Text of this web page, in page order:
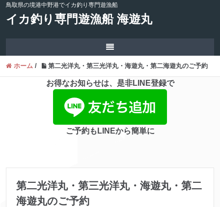
イカ釣り専門遊漁船 海遊丸
鳥取県の境港中野港でイカ釣り専門遊漁船
ホーム / 第二光洋丸・第三光洋丸・海遊丸・第二海遊丸のご予約
お得なお知らせは、是非LINE登録で
ご予約もLINEから簡単に
第二光洋丸・第三光洋丸・海遊丸・第二
海遊丸のご予約